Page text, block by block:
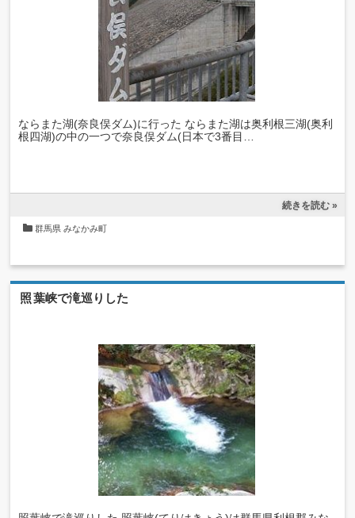
ならまた湖(奈良俣ダム)に行った ならまた湖は奥利根三湖(奥利
根四湖)の中の一つで奈良俣ダム(日本で3番目…
続きを読む »
群馬県 みなかみ町
照葉峡で滝巡りした